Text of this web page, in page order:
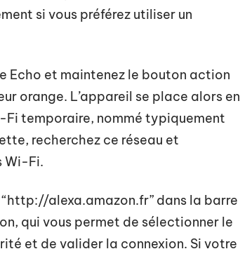
si vous préférez utiliser un
Echo et maintenez le bouton action
orange. L’appareil se place alors en
temporaire, nommé typiquement
recherchez ce réseau et
Wi-Fi.
alexa.amazon.fr” dans la barre
qui vous permet de sélectionner le
et de valider la connexion. Si votre